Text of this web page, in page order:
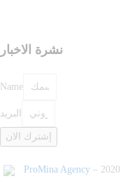
نشرة الاخبار
Name
البريد
إشترك الان
ProMina Agency